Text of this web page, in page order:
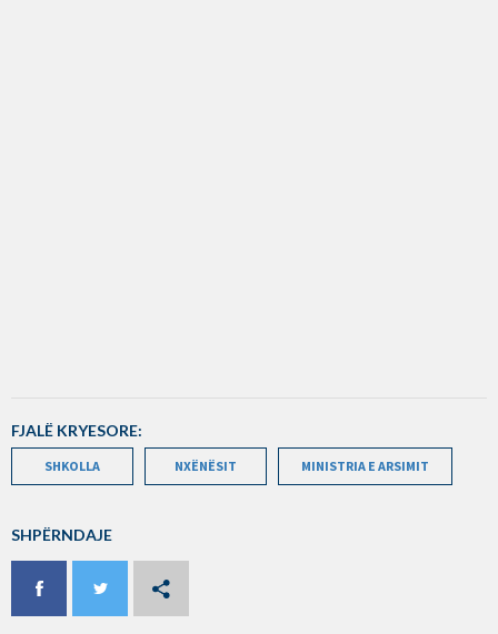
FJALË KRYESORE:
SHKOLLA NXËNËSIT MINISTRIA E ARSIMIT
SHPËRNDAJE